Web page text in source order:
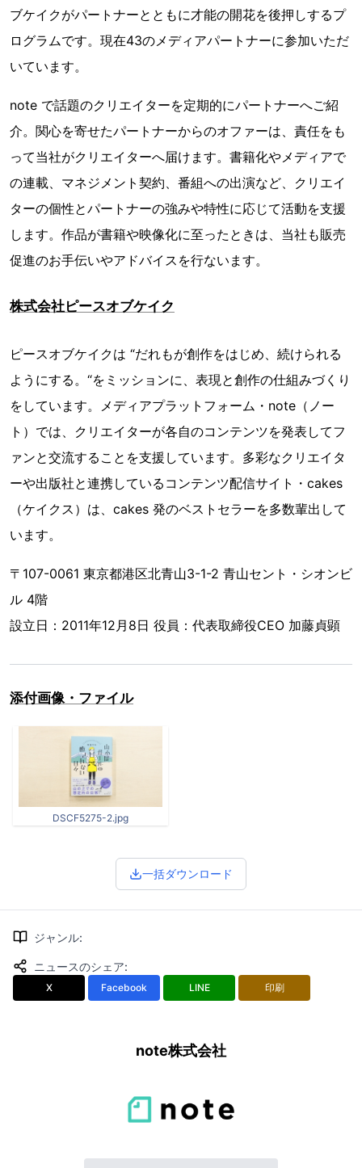
ブケイクがパートナーとともに才能の開花を後押しするプ
ログラムです。現在43のメディアパートナーに参加いただ
いています。
note で話題のクリエイターを定期的にパートナーへご紹
介。関心を寄せたパートナーからのオファーは、責任をも
って当社がクリエイターへ届けます。書籍化やメディアで
の連載、マネジメント契約、番組への出演など、クリエイ
ターの個性とパートナーの強みや特性に応じて活動を支援
します。作品が書籍や映像化に至ったときは、当社も販売
促進のお手伝いやアドバイスを行ないます。
株式会社ピースオブケイク
ピースオブケイクは “だれもが創作をはじめ、続けられる
ようにする。“をミッションに、表現と創作の仕組みづくり
をしています。メディアプラットフォーム・note（ノー
ト）では、クリエイターが各自のコンテンツを発表してフ
ァンと交流することを支援しています。多彩なクリエイタ
ーや出版社と連携しているコンテンツ配信サイト・cakes
（ケイクス）は、cakes 発のベストセラーを多数輩出して
います。
〒107-0061 東京都港区北青山3-1-2 青山セント・シオンビ
ル 4階
設立日：2011年12月8日 役員：代表取締役CEO 加藤貞顕
添付画像・ファイル
DSCF5275-2.jpg
一括ダウンロード
ジャンル:
ニュースのシェア:
X Facebook LINE 印刷
note株式会社